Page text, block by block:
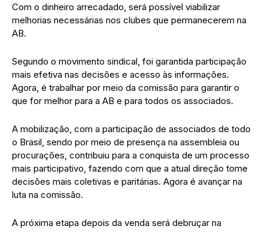
Com o dinheiro arrecadado, será possível viabilizar
melhorias necessárias nos clubes que permanecerem na
AB.
Segundo o movimento sindical, foi garantida participação
mais efetiva nas decisões e acesso às informações.
Agora, é trabalhar por meio da comissão para garantir o
que for melhor para a AB e para todos os associados.
A mobilização, com a participação de associados de todo
o Brasil, sendo por meio de presença na assembleia ou
procurações, contribuiu para a conquista de um processo
mais participativo, fazendo com que a atual direção tome
decisões mais coletivas e paritárias. Agora é avançar na
luta na comissão.
A próxima etapa depois da venda será debruçar na